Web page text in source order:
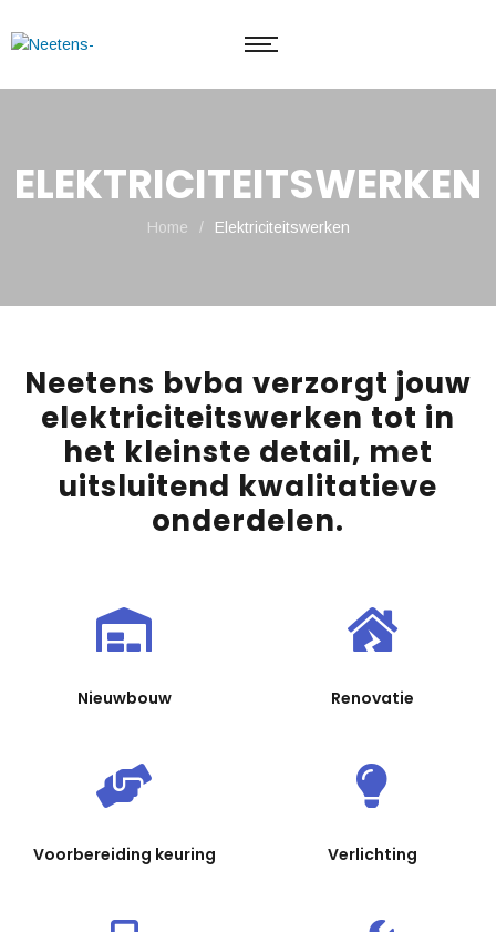
ELEKTRICITEITSWERKEN
Home / Elektriciteitswerken
Neetens bvba verzorgt jouw
elektriciteitswerken tot in
het kleinste detail, met
uitsluitend kwalitatieve
onderdelen.
Nieuwbouw Renovatie
Voorbereiding keuring Verlichting